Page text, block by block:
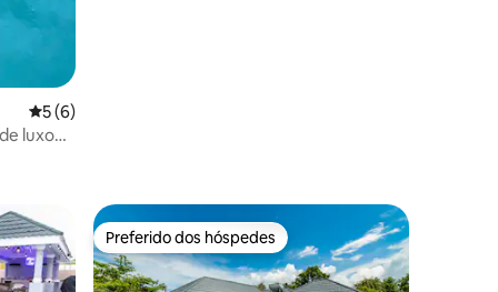
5 de uma avaliação média de 5, 6 avaliações
5 (6)
luxo
Preferido dos hóspedes
Preferido dos hóspedes